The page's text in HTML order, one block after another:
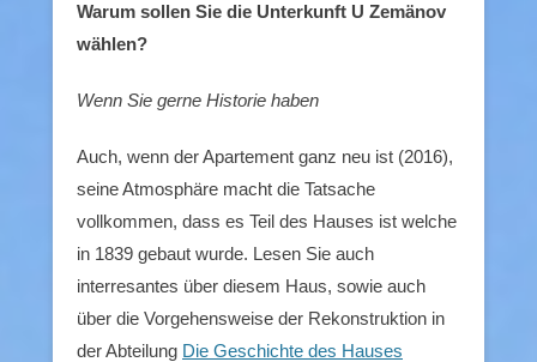
Warum sollen Sie die Unterkunft U Zemänov
wählen?
Wenn Sie gerne Historie haben
Auch, wenn der Apartement ganz neu ist (2016),
seine Atmosphäre macht die Tatsache
vollkommen, dass es Teil des Hauses ist welche
in 1839 gebaut wurde. Lesen Sie auch
interresantes über diesem Haus, sowie auch
über die Vorgehensweise der Rekonstruktion in
der Abteilung Die Geschichte des Hauses